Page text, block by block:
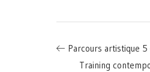
Parcours artistique 5
Training